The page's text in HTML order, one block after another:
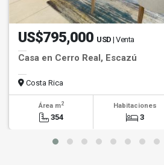
US$795,000 USD | Venta
Casa en Cerro Real, Escazú
Costa Rica
Área m2
354
Habitaciones
3